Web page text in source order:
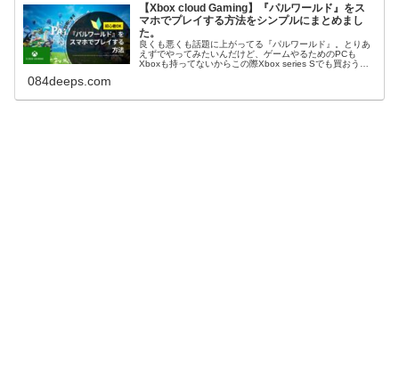
【Xbox cloud Gaming】『パルワールド』をス
マホでプレイする方法をシンプルにまとめまし
た。
良くも悪くも話題に上がってる『パルワールド』。とりあ
えずでやってみたいんだけど、ゲームやるためのPCも
Xboxも持ってないからこの際Xbox series Sでも買おう
084deeps.com